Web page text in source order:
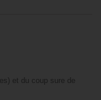
et du coup sure de